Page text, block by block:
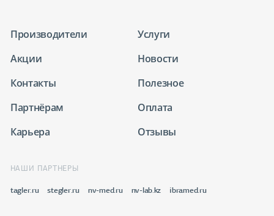
Производители
Услуги
Акции
Новости
Контакты
Полезное
Партнёрам
Оплата
Карьера
Отзывы
НАШИ ПАРТНЕРЫ
tagler.ru stegler.ru nv-med.ru nv-lab.kz ibramed.ru